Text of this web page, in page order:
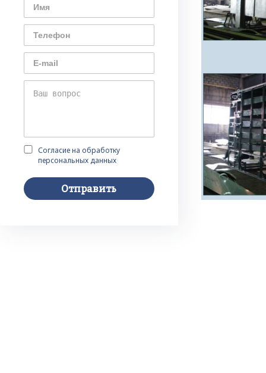
Согласие на обработку
персональных данных
Отправить